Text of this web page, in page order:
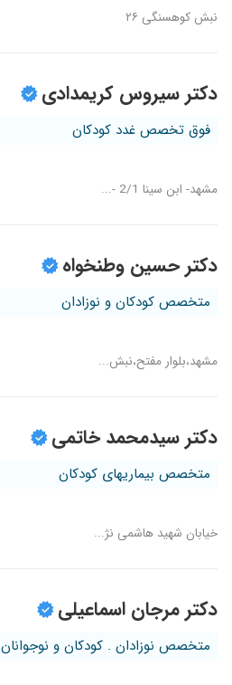
نبش کوهسنگی ۲۶
دکتر سیروس کریمدادی
فوق تخصص غدد کودکان
مشهد- ابن سینا 2/1 -...
دکتر حسین وطنخواه
متخصص کودکان و نوزادان
مشهد،بلوار مفتح،نبش...
دکتر سیدمحمد خاتمی
متخصص بیماریهای کودکان
خیابان شهید هاشمی نژ...
دکتر مرجان اسماعیلی
متخصص نوزادان . کودکان و نوجوانان